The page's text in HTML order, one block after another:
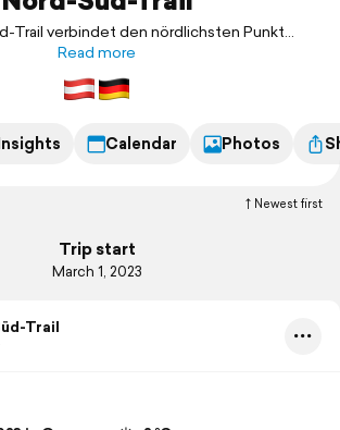
Trail verbindet den nördlichsten Punkt
auf Sylt mit dem südlichsten Punkt, dem
Dabei macht er genügend Schlenker, um
Fernwanderwege und Nationalparks
Read more
Calendar Photos
Newest first
Trip start
March 1, 2023
Trail